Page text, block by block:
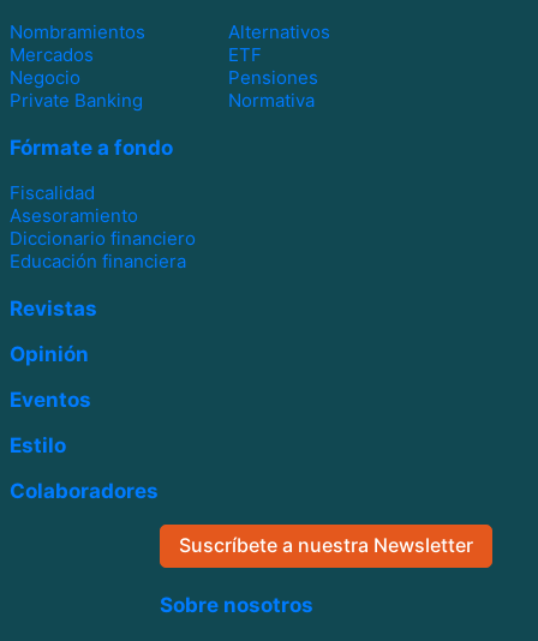
Nombramientos
Alternativos
Mercados
ETF
Negocio
Pensiones
Private Banking
Normativa
Fórmate a fondo
Fiscalidad
Asesoramiento
Diccionario financiero
Educación financiera
Revistas
Opinión
Eventos
Estilo
Colaboradores
Suscríbete a nuestra Newsletter
Sobre nosotros